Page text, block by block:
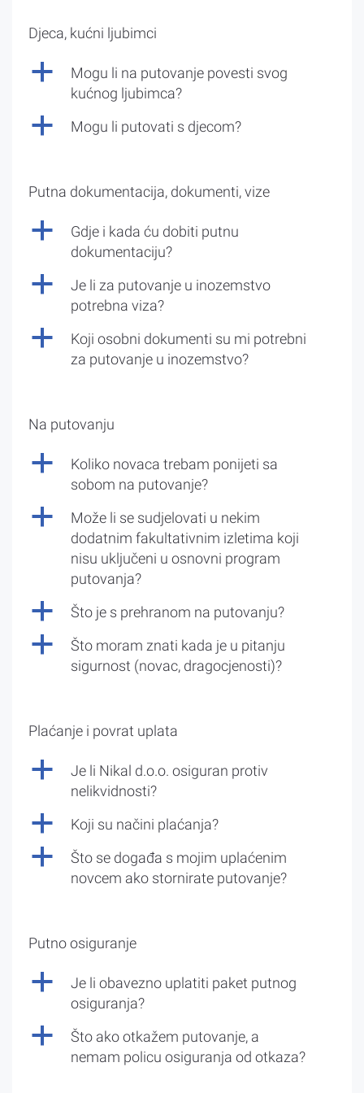
Djeca, kućni ljubimci
a
Mogu li na putovanje povesti svog
kućnog ljubimca?
a Mogu li putovati s djecom?
Putna dokumentacija, dokumenti, vize
a
Gdje i kada ću dobiti putnu
dokumentaciju?
a
Je li za putovanje u inozemstvo
potrebna viza?
a
Koji osobni dokumenti su mi potrebni
za putovanje u inozemstvo?
Na putovanju
a
Koliko novaca trebam ponijeti sa
sobom na putovanje?
a
Može li se sudjelovati u nekim
dodatnim fakultativnim izletima koji
nisu uključeni u osnovni program
putovanja?
a Što je s prehranom na putovanju?
a
Što moram znati kada je u pitanju
sigurnost (novac, dragocjenosti)?
Plaćanje i povrat uplata
a
Je li Nikal d.o.o. osiguran protiv
nelikvidnosti?
a Koji su načini plaćanja?
a
Što se događa s mojim uplaćenim
novcem ako stornirate putovanje?
Putno osiguranje
a
Je li obavezno uplatiti paket putnog
osiguranja?
a
Što ako otkažem putovanje, a
nemam policu osiguranja od otkaza?